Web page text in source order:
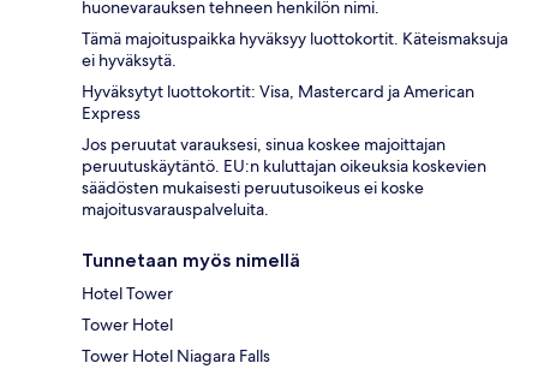
huonevarauksen tehneen henkilön nimi.
Tämä majoituspaikka hyväksyy luottokortit. Käteismaksuja
ei hyväksytä.
Hyväksytyt luottokortit: Visa, Mastercard ja American
Express
Jos peruutat varauksesi, sinua koskee majoittajan
peruutuskäytäntö. EU:n kuluttajan oikeuksia koskevien
säädösten mukaisesti peruutusoikeus ei koske
majoitusvarauspalveluita.
Tunnetaan myös nimellä
Hotel Tower
Tower Hotel
Tower Hotel Niagara Falls